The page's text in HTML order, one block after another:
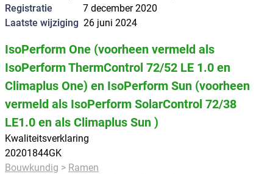
Ruimteverwarming
Tapwater
Ventilatie
Leverbaar
Leverbaar
Niet leverbaar
Toepassing
Woningbouw
Registratie
7 december 2020
Laatste wijziging 26 juni 2024
IsoPerform One (voorheen vermeld als
IsoPerform ThermControl 72/52 LE 1.0 en
Climaplus One) en IsoPerform Sun (voorheen
vermeld als IsoPerform SolarControl 72/38
LE1.0 en als Climaplus Sun )
Kwaliteitsverklaring
20201844GK
Bouwkundig
Ramen